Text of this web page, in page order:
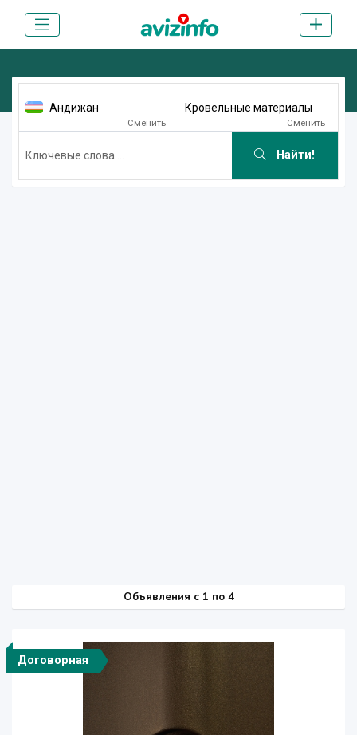
Андижан
Сменить
Кровельные материалы
Сменить
Найти!
Объявления c 1 по 4
Договорная